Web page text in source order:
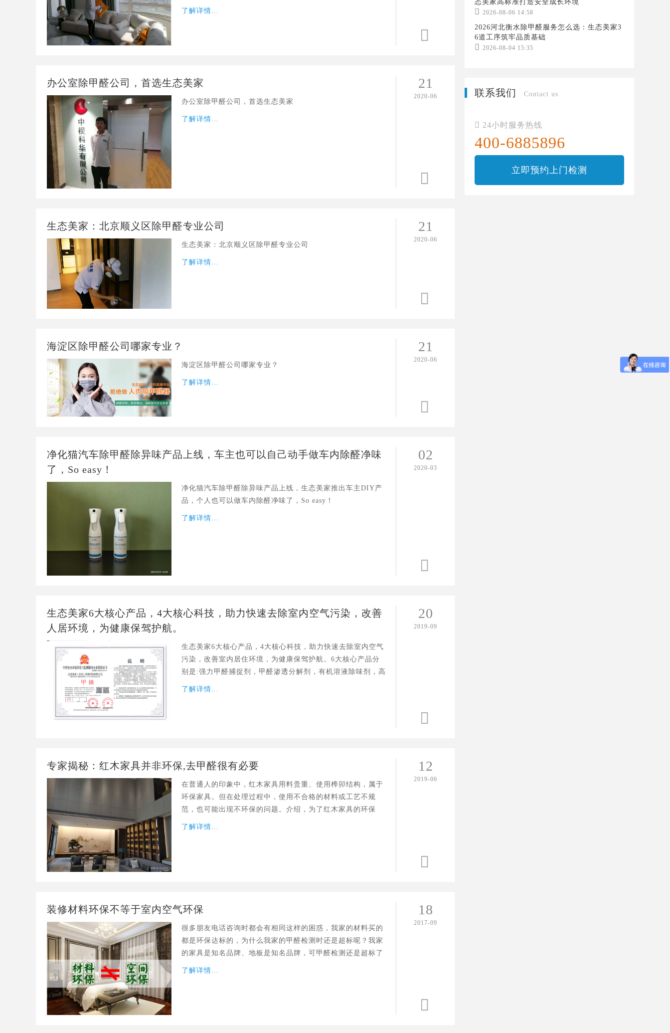
正规靠谱的海淀区除甲醛公司如何选择呢？
了解详情...

办公室除甲醛公司，首选生态美家
办公室除甲醛公司，首选生态美家
了解详情...
21
2020-06

生态美家：北京顺义区除甲醛专业公司
生态美家：北京顺义区除甲醛专业公司
了解详情...
21
2020-06

海淀区除甲醛公司哪家专业？
海淀区除甲醛公司哪家专业？
了解详情...
21
2020-06

净化猫汽车除甲醛除异味产品上线，车主也可以自己动手做车内除醛净味
了，So easy！
净化猫汽车除甲醛除异味产品上线，生态美家推出车主DIY产
品，个人也可以做车内除醛净味了，So easy！
了解详情...
02
2020-03

生态美家6大核心产品，4大核心科技，助力快速去除室内空气污染，改善
人居环境，为健康保驾护航。
生态美家6大核心产品，4大核心科技，助力快速去除室内空气
污染，改善室内居住环境，为健康保驾护航。6大核心产品分
别是:强力甲醛捕捉剂，甲醛渗透分解剂，有机溶液除味剂，高
分子苯系物去
了解详情...
20
2019-09

专家揭秘：红木家具并非环保,去甲醛很有必要
在普通人的印象中，红木家具用料贵重、使用榫卯结构，属于
环保家具。但在处理过程中，使用不合格的材料或工艺不规
范，也可能出现不环保的问题。介绍，为了红木家具的环保
性，可以以定
了解详情...
12
2019-06

装修材料环保不等于室内空气环保
很多朋友电话咨询时都会有相同这样的困惑，我家的材料买的
都是环保达标的，为什么我家的甲醛检测时还是超标呢？我家
的家具是知名品牌、地板是知名品牌，可甲醛检测还是超标了
了解详情...
18
2017-09

态美家高标准打造安全成长环境
 2026-08-06 14:58
2026河北衡水除甲醛服务怎么选：生态美家3
6道工序筑牢品质基础
 2026-08-04 15:35
联系我们 Contact us
 24小时服务热线
400-6885896
立即预约上门检测